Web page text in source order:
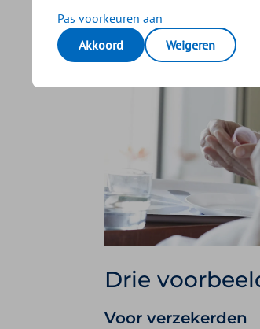
Drie
Voor verzekerden
Pas voorkeuren aan
Akkoord
Weigeren